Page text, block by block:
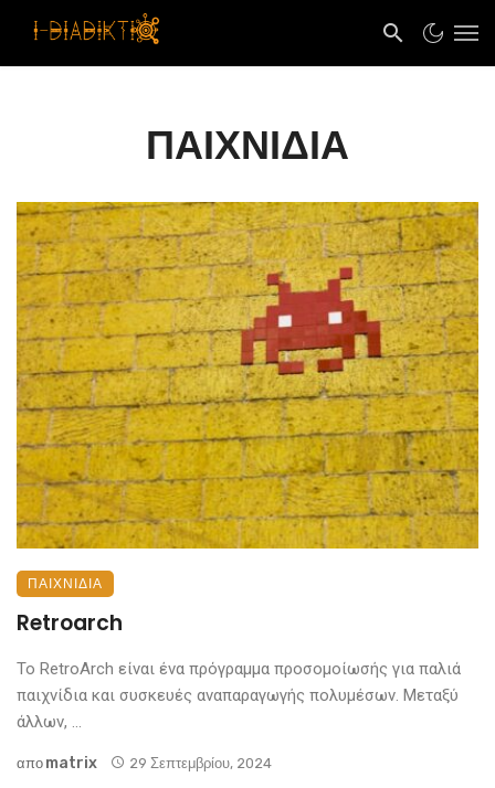
ΠΑΙΧΝΊΔΙΑ
ΠΑΙΧΝΊΔΙΑ
Retroarch
Το RetroArch είναι ένα πρόγραμμα προσομοίωσής για παλιά
παιχνίδια και συσκευές αναπαραγωγής πολυμέσων. Μεταξύ
άλλων, ...
απο Matrix 29 Σεπτεμβρίου, 2024